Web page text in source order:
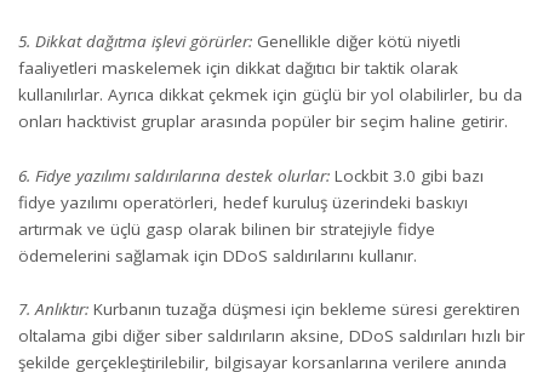
5. Dikkat dağıtma işlevi görürler: Genellikle diğer kötü niyetli
faaliyetleri maskelemek için dikkat dağıtıcı bir taktik olarak
kullanılırlar. Ayrıca dikkat çekmek için güçlü bir yol olabilirler, bu da
onları hacktivist gruplar arasında popüler bir seçim haline getirir.
6. Fidye yazılımı saldırılarına destek olurlar: Lockbit 3.0 gibi bazı
fidye yazılımı operatörleri, hedef kuruluş üzerindeki baskıyı
artırmak ve üçlü gasp olarak bilinen bir stratejiyle fidye
ödemelerini sağlamak için DDoS saldırılarını kullanır.
7. Anlıktır: Kurbanın tuzağa düşmesi için bekleme süresi gerektiren
oltalama gibi diğer siber saldırıların aksine, DDoS saldırıları hızlı bir
şekilde gerçekleştirilebilir, bilgisayar korsanlarına verilere anında